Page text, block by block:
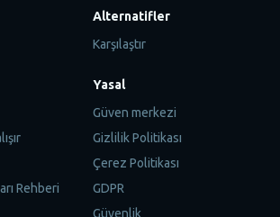
Alternatifler
Karşılaştır
Rehberi
Yasal
Güven merkezi
Gizlilik Politikası
Çerez Politikası
GDPR
Güvenlik